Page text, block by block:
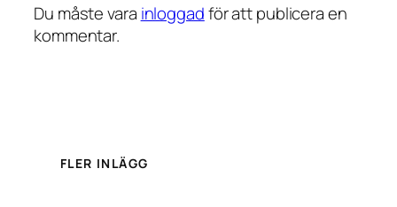
Du måste vara inloggadför att publicera en
kommentar.
FLER INLÄGG